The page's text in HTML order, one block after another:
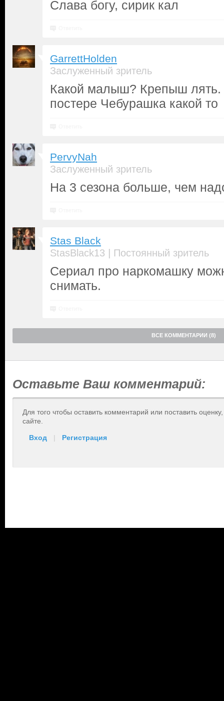
Слава богу, сирик кал
GarrettHolden
Заслуженный зритель
Какой малыш? Крепыш
постере Чебурашка какой то
PervyNah
Заслуженный зритель
На 3 сезона больше, чем
Stas Black
StasBlack13 | Постоянный зритель
Сериал про наркомашку
снимать.
ВСЕ КОММЕНТАРИИ (8)
Оставьте Ваш комментарий:
Для того чтобы оставить комментарий или поставить
сайте.
Вход | Регистрация